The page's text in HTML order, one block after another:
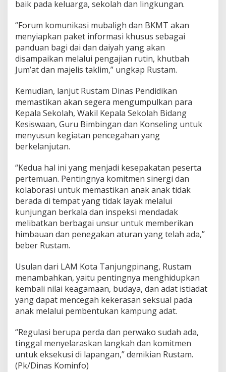
e
c
e
g
h
a
K
e
k
e
r
a
T
e
h
a
d
a
p
a
k
baik pada keluarga, sekolah dan lingkungan.
“Forum komunikasi mubaligh dan BKMT akan
menyiapkan paket informasi khusus sebagai
panduan bagi dai dan daiyah yang akan
disampaikan melalui pengajian rutin, khutbah
Jum’at dan majelis taklim,” ungkap Rustam.
Kemudian, lanjut Rustam Dinas Pendidikan
memastikan akan segera mengumpulkan para
Kepala Sekolah, Wakil Kepala Sekolah Bidang
Kesiswaan, Guru Bimbingan dan Konseling untuk
menyusun kegiatan pencegahan yang
berkelanjutan.
“Kedua hal ini yang menjadi kesepakatan peserta
pertemuan. Pentingnya komitmen sinergi dan
kolaborasi untuk memastikan anak anak tidak
berada di tempat yang tidak layak melalui
kunjungan berkala dan inspeksi mendadak
melibatkan berbagai unsur untuk memberikan
himbauan dan penegakan aturan yang telah ada,”
beber Rustam.
Usulan dari LAM Kota Tanjungpinang, Rustam
menambahkan, yaitu pentingnya menghidupkan
kembali nilai keagamaan, budaya, dan adat istiadat
yang dapat mencegah kekerasan seksual pada
anak melalui pembentukan kampung adat.
“Regulasi berupa perda dan perwako sudah ada,
tinggal menyelaraskan langkah dan komitmen
untuk eksekusi di lapangan,” demikian Rustam.
(Pk/Dinas Kominfo)